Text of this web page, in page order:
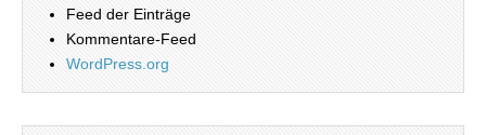
Feed der Einträge
Kommentare-Feed
WordPress.org